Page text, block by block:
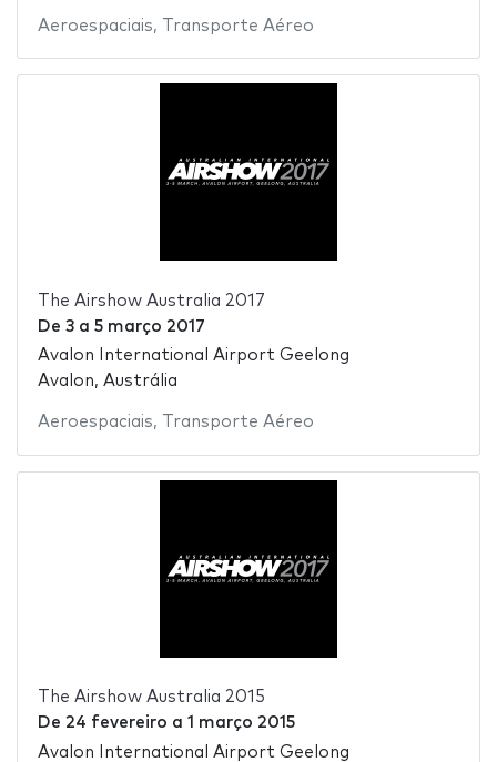
Aeroespaciais, Transporte Aéreo
The Airshow Australia 2017
De 3a 5 março 2017
Avalon International Airport Geelong
Avalon, Austrália
Aeroespaciais, Transporte Aéreo
The Airshow Australia 2015
De 24 fevereiro a 1 março 2015
Avalon International Airport Geelong